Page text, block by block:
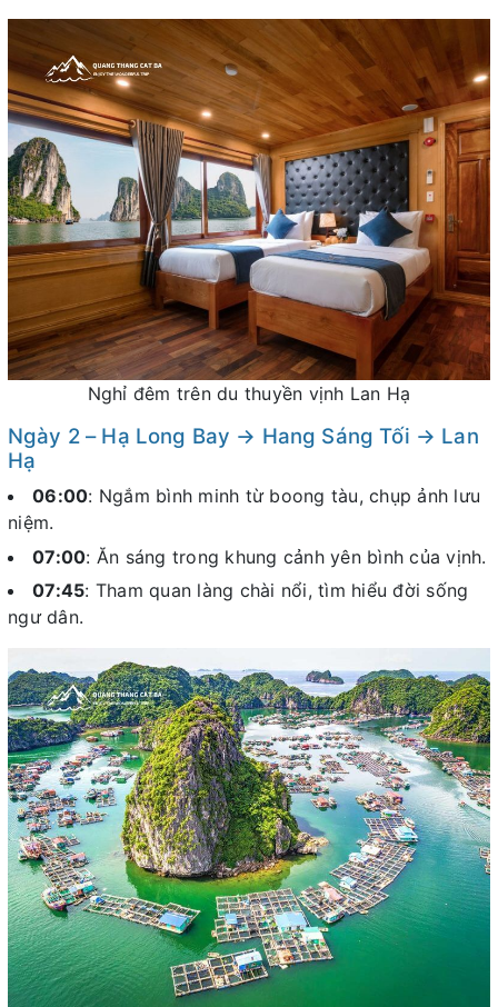
Nghỉ đêm trên du thuyền vịnh Lan Hạ
Ngày 2 – Hạ Long Bay → Hang Sáng Tối → Lan
Hạ
06:00: Ngắm bình minh từ boong tàu, chụp ảnh lưu
niệm.
07:00: Ăn sáng trong khung cảnh yên bình của vịnh.
07:45: Tham quan làng chài nổi, tìm hiểu đời sống
ngư dân.